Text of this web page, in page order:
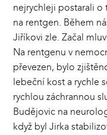
nejrychleji postarali o
na rentgen. Během
Jiříkovi zle. Začal
Na rentgenu v
převezen, bylo
lebeční kost a rychle
rychlou záchrannou
Budějovic na
když byl Jirka